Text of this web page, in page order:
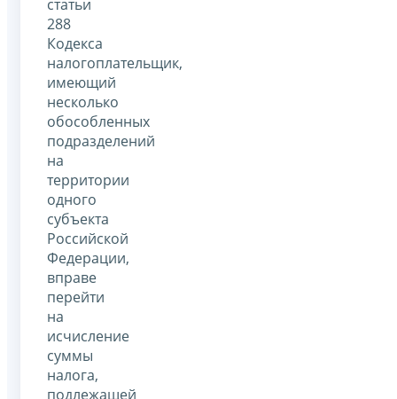
статьи
288
Кодекса
налогоплательщик,
имеющий
несколько
обособленных
подразделений
на
территории
одного
субъекта
Российской
Федерации,
вправе
перейти
на
исчисление
суммы
налога,
подлежащей